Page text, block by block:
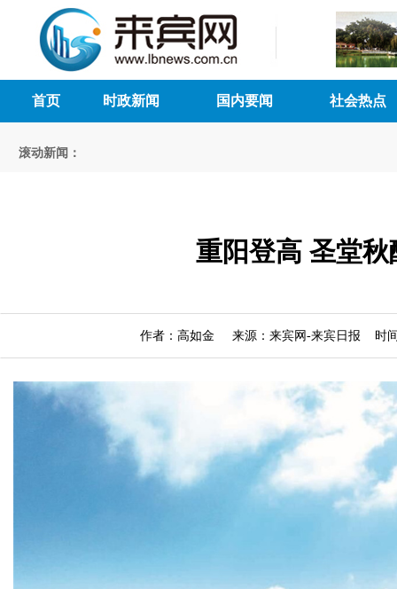
首页 时政新闻 国内要闻 社会热点
滚动新闻：
重阳登高 圣堂秋
作者：高如金 来源：来宾网-来宾日报 时间